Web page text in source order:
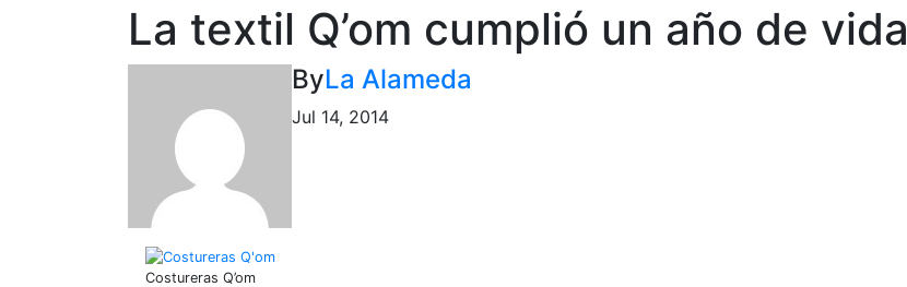
La textil Q’om cumplió un año de vida
ByLa Alameda
Jul 14, 2014
Costureras Q’om